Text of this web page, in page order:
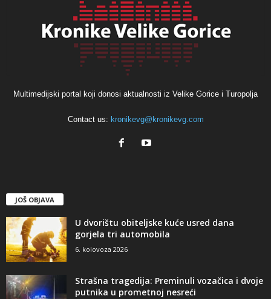
Multimedijski portal koji donosi aktualnosti iz Velike Gorice i Turopolja
Contact us: kronikevg@kronikevg.com
JOŠ OBJAVA
U dvorištu obiteljske kuće usred dana
gorjela tri automobila
6. kolovoza 2026
Strašna tragedija: Preminuli vozačica i dvoje
putnika u prometnoj nesreći